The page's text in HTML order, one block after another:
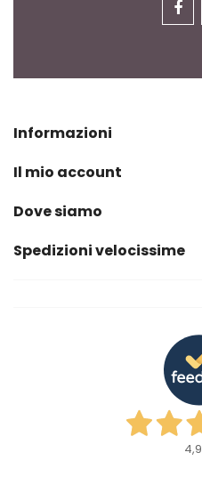
Informazioni
Il mio account
Dove siamo
Spedizioni velocissime
4,9